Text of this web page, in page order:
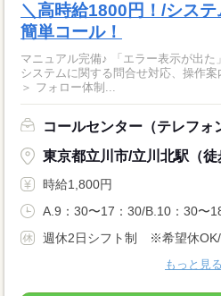
＼高時給1800円！/シス
簡単コール！
マニュアル完備♪ 「エラー表示が出た
システムに関する問合せ対応、操作案内など
＞ フォロー体制...
コールセンター（テレフォ
東京都立川市/立川北駅（徒
時給1,800円
A.9：30〜17：30/B.10：30〜
週休2日シフト制 ※希望休OK/
もっと見る